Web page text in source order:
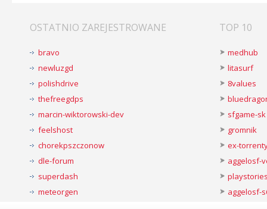
OSTATNIO ZAREJESTROWANE
bravo
newluzgd
polishdrive
thefreegdps
marcin-wiktorowski-dev
feelshost
chorekpszczonow
dle-forum
superdash
meteorgen
TOP 10
medhub
litasurf
8values
sfgame-sk
gromnik
ex-
aggelosf-
aggelosf-